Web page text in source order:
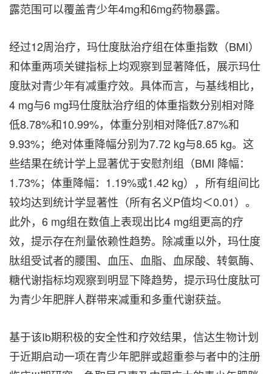
露范围可以覆盖青少年4mg和6mg药物暴露。
经过12周治疗，玛仕度肽治疗组在体重指数（BMI）
和体重两项关键指标上均观察到显著降低，展示玛仕
度肽对青少年有减重疗效。具体而言，与基线相比，
4 mg与6 mg玛仕度肽治疗组的体重指数分别相对降
低8.78%和10.99%，体重分别相对降低7.87%和
9.93%；绝对体重降幅分别为7.72 kg与8.65 kg。这
些结果在统计学上显著优于安慰剂组（BMI 降幅：
1.73%；体重降幅：1.19%或1.42 kg），所有组间比
较均达到统计学显著性（所有名义P值均＜0.01）。
此外，6 mg组在数值上表现出比4 mg组更高的疗
效，提示存在剂量依赖性趋势。除减重以外，玛仕度
肽组受试者的腰围、血压、血脂、血尿酸、转氨酶、
糖代谢指标均观察到明显下降趋势，提示玛仕度肽可
为青少年肥胖人群带来减重和多重代谢获益。
基于该Ib期积极的安全性和疗效结果，信达生物计划
于近期启动一项在青少年肥胖或超重参与者中的注册